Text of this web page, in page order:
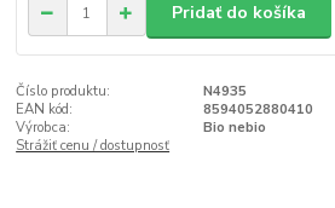
Pridať do košíka
Číslo produktu:
N4935
EAN kód:
8594052880410
Výrobca:
Bio nebio
Strážiť cenu / dostupnosť